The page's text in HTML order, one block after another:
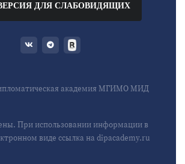
ДЛЯ СЛАБОВИДЯЩИХ
академия МГИМО МИД
При использовании информации в
виде ссылка на dipacademy.ru